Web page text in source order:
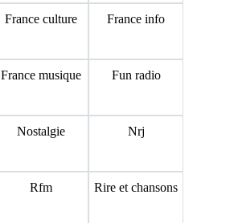
France culture France info
France musique Fun radio
Nostalgie Nrj
Rfm Rire et chansons